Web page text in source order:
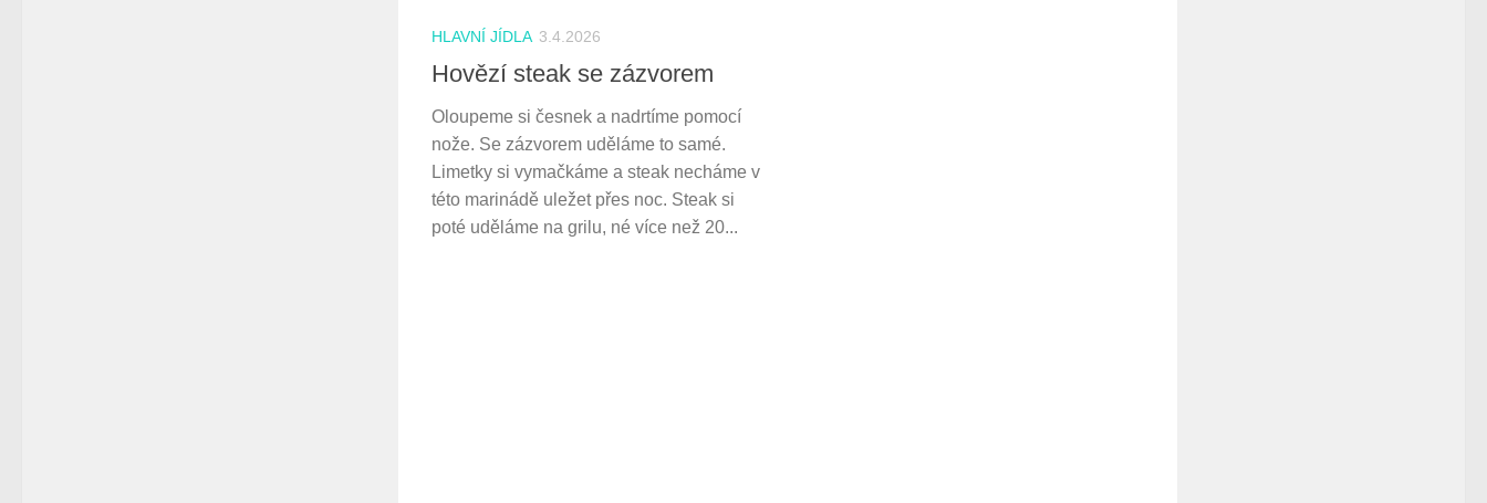
HLAVNÍ JÍDLA 3.4.2026
Hovězí steak se zázvorem
Oloupeme si česnek a nadrtíme pomocí
nože. Se zázvorem uděláme to samé.
Limetky si vymačkáme a steak necháme v
této marinádě uležet přes noc. Steak si
poté uděláme na grilu, né více než 20...